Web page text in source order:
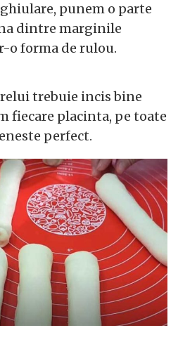
punem o parte
dintre marginile
o forma de rulou.
trebuie incis bine
fiecare placinta, pe toate
perfect.